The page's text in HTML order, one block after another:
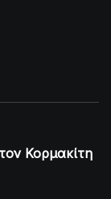
Κορμακίτη